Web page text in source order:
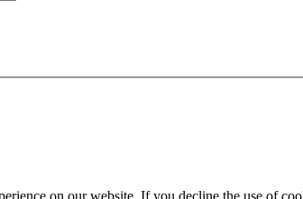
on our website. If you decline the use of